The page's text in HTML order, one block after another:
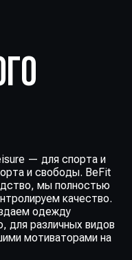
— для спорта и
и свободы. BeFit
мы полностью
качество.
одежду
для различных видов
мотиваторами на